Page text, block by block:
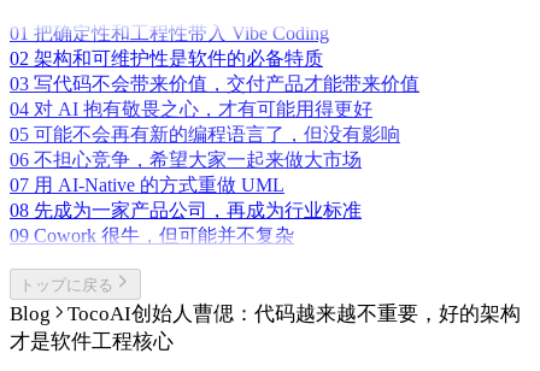
01 把确定性和工程性带入 Vibe Coding
02 架构和可维护性是软件的必备特质
03 写代码不会带来价值，交付产品才能带来价值
04 对 AI 抱有敬畏之心，才有可能用得更好
05 可能不会再有新的编程语言了，但没有影响
06 不担心竞争，希望大家一起来做大市场
07 用 AI-Native 的方式重做 UML
08 先成为一家产品公司，再成为行业标准
09 Cowork 很牛，但可能并不复杂
トップに戻る
Blog
TocoAI创始人曹偲：代码越来越不重要，好的架构
才是软件工程核心